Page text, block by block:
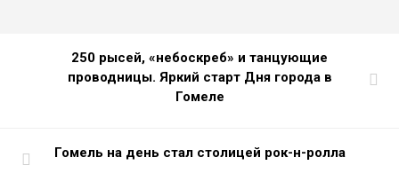
250 рысей, «небоскреб» и танцующие
проводницы. Яркий старт Дня города в
Гомеле
Гомель на день стал столицей рок-н-ролла